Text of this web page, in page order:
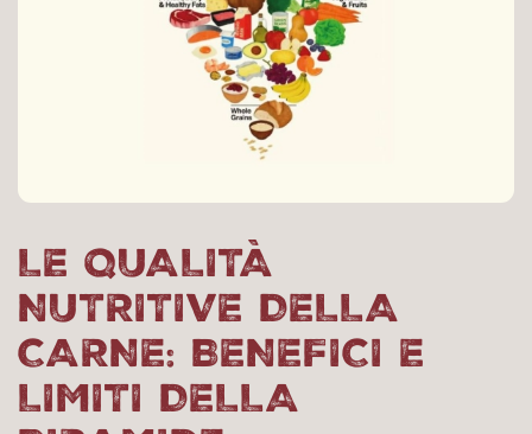
LE QUALITÀ
NUTRITIVE DELLA
CARNE: BENEFICI E
LIMITI DELLA